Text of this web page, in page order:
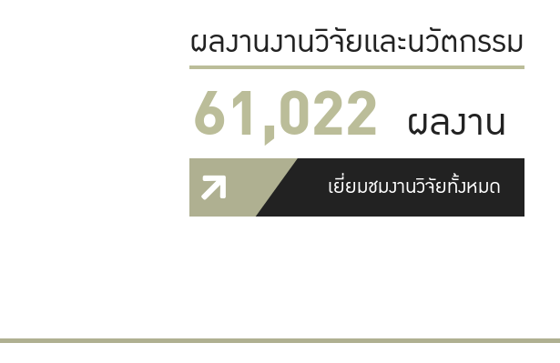
ผลงานงานวิจัยและนวัตกรรม
61,022 ผลงาน
เยี่ยมชมงานวิจัยทั้งหมด